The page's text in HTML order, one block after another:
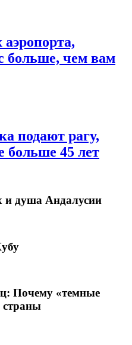
аэропорта,
больше, чем вам
подают рагу,
больше 45 лет
и душа Андалусии
Почему «темные
страны